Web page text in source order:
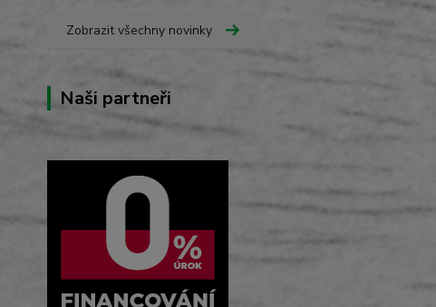
Zobrazit všechny novinky
Naši partneři